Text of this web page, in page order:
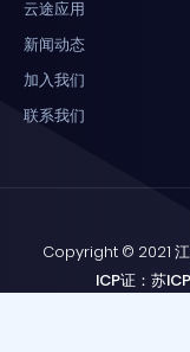
云途应用
新闻动态
加入我们
联系我们
Copyright © 2021
ICP证：苏